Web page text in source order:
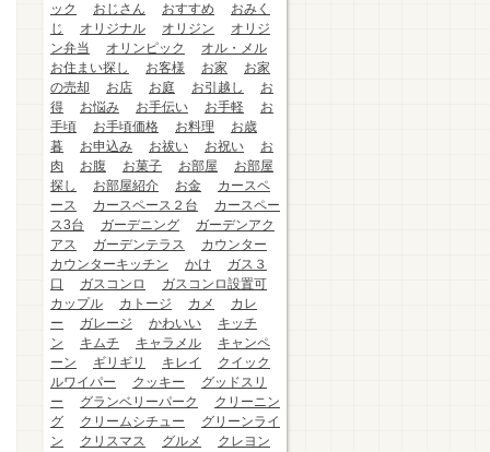
ック
おじさん おすすめ
おみく
じ
オリジナル オリジン
オリジ
ン弁当
オリンピック
オル・メル
お住まい探し
お客様 お家
お家
の売却
お店 お庭 お引越し
お
得
お悩み お手伝い お手軽
お
手頃
お手頃価格 お料理
お歳
暮
お申込み お祓い お祝い
お
肉
お腹 お菓子 お部屋
お部屋
探し
お部屋紹介 お金
カースペ
ース
カースペース２台
カースペー
ス3台
ガーデニング
ガーデンアク
アス
ガーデンテラス
カウンター
カウンターキッチン
かけ
ガス３
口
ガスコンロ
ガスコンロ設置可
カップル
カトージ カメ
カレ
ー
ガレージ かわいい
キッチ
ン
キムチ キャラメル
キャンペ
ーン
ギリギリ キレイ
クイック
ルワイパー
クッキー
グッドスリ
ー
グランベリーパーク
クリーニン
グ
クリームシチュー
グリーンライ
ン
クリスマス グルメ
クレヨン